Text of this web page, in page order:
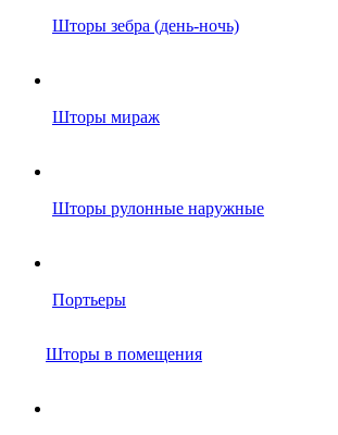
Шторы зебра (день-ночь)
Шторы мираж
Шторы рулонные наружные
Портьеры
Шторы в помещения